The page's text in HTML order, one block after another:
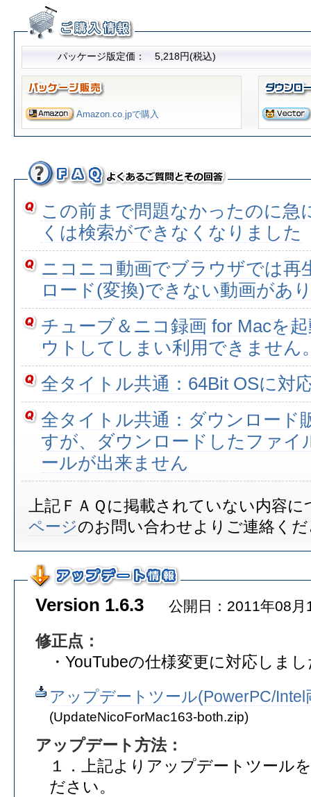
パッケージ版定価： 5,218円(税込)
Amazon.co.jpで購入
この前まで問題なかったのに急
くは検索ができなくなりました
ニコニコ動画でブラウザでは再
ロード(変換)できない動画があ
チューブ＆ニコ録画 for Macを
ウトしてしまい利用できません
全タイトル共通：64Bit OSに対
全タイトル共通：ダウンロード
すが、ダウンロードしたファイ
ールが出来ません
上記ＦＡＱに掲載されていない内容
ページのお問い合わせよりご連絡く
Version 1.6.3 公開日：2011年08月
修正点：
・YouTubeの仕様変更に対応しま
アップデートツール(PowerPC/
(UpdateNicoForMac163-both.zip)
アップデート方法：
１．上記よりアップデートツール
ださい。